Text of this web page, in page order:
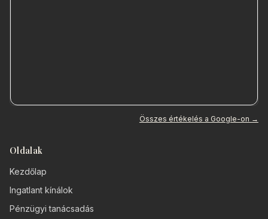
Összes értékelés a Google-on →
Oldalak
Kezdőlap
Ingatlant kínálok
Pénzügyi tanácsadás